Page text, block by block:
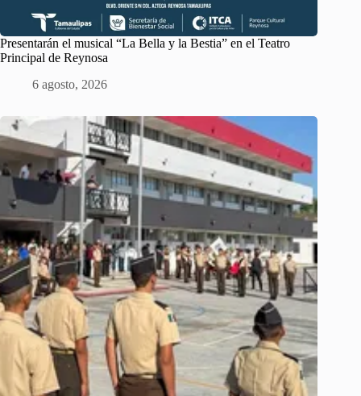
Presentarán el musical “La Bella y la Bestia” en el Teatro
Principal de Reynosa
6 agosto, 2026